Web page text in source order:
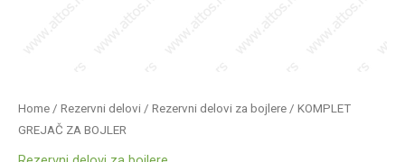
Home / Rezervni delovi / Rezervni delovi za bojlere / KOMPLET
GREJAČ ZA BOJLER